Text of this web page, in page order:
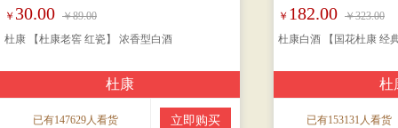
￥ 30.00 ￥89.00
杜康 【杜康老窖 红瓷】 浓香型白酒
杜康
已有147629人看货 立即购买
￥ 182.00 ￥323.00
杜康白酒 【国花杜康 经
杜
已有153131人看货